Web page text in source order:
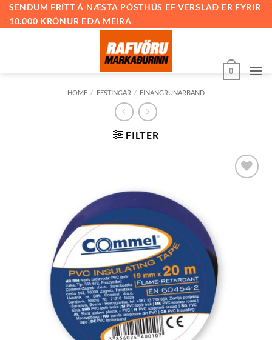
SkipSENDUM FRÍTT Á NÆSTA PÓSTHÚS EF VERSLAÐ ER FYRIR
10.000 KRÓNUR EÐA MEIRA
0
HOME / FESTINGAR / EINANGRUNARBAND
FILTER